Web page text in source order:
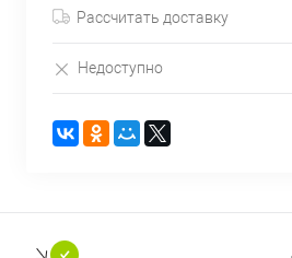
Рассчитать доставку
Недоступно